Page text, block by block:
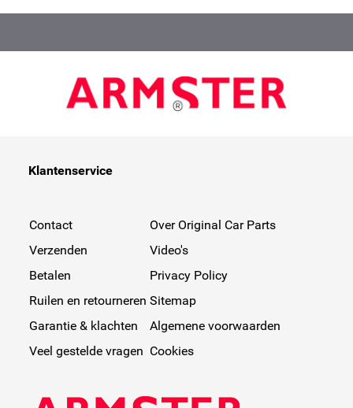
Klantenservice
Contact
Verzenden
Betalen
Ruilen en retourneren
Garantie & klachten
Veel gestelde vragen
Over Original Car Parts
Video's
Privacy Policy
Sitemap
Algemene voorwaarden
Cookies